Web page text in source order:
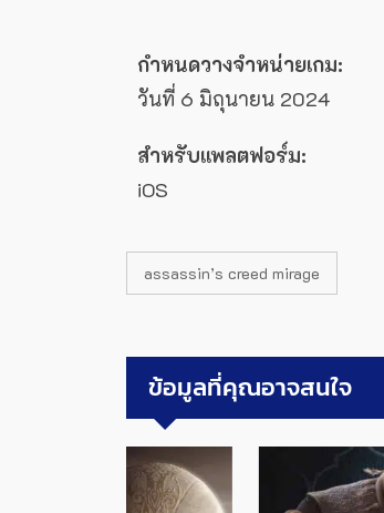
กำหนดวางจำหน่ายเกม:
วันที่ 6 มิถุนายน 2024
สำหรับแพลตฟอร์ม:
iOS
assassin’s creed mirage
ข้อมูลที่คุณอาจสนใจ